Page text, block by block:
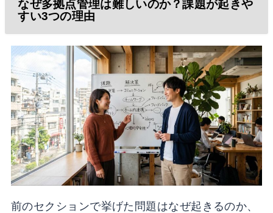
なぜ多拠点管理は難しいのか？課題が起きや
すい3つの理由
前のセクションで挙げた問題はなぜ起きるのか、